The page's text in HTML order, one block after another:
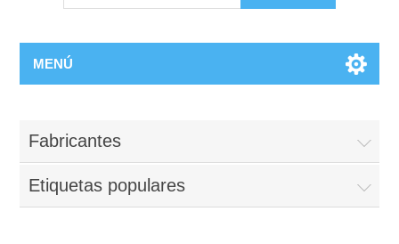
MENÚ
Fabricantes
Etiquetas populares